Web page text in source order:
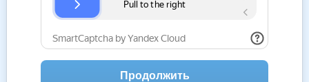
Продолжить